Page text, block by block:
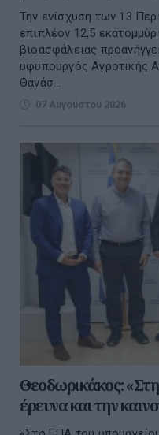
Την ενίσχυση των 13
επιπλέον 12,5
βιοασφάλειας
υφυπουργός Αγροτικής
Θανάσ...
07 Αυγούστου 2026
Θεοδωρικάκος:
έρευνα και την